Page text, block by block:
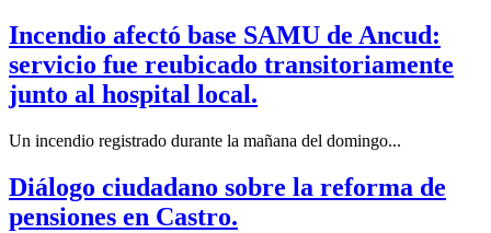
Incendio afectó base SAMU de Ancud:
servicio fue reubicado transitoriamente
junto al hospital local.
Un incendio registrado durante la mañana del domingo...
Diálogo ciudadano sobre la reforma de
pensiones en Castro.